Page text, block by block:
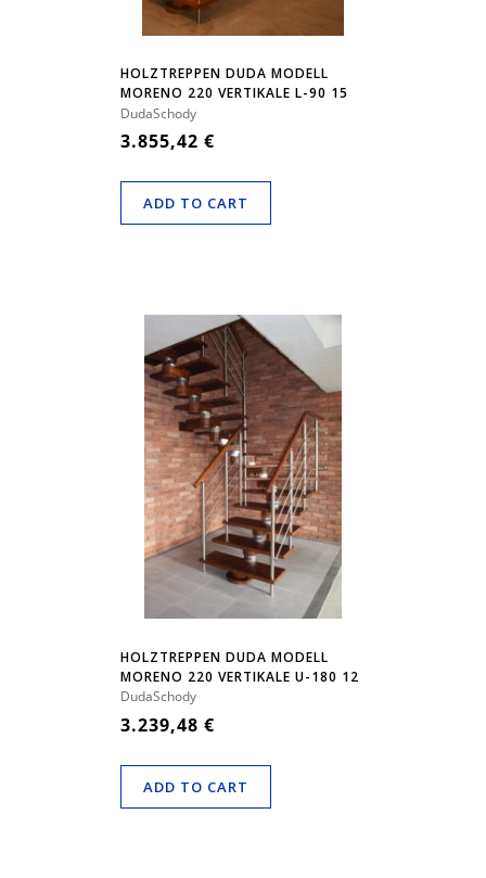
HOLZTREPPEN DUDA MODELL
MORENO 220 VERTIKALE L-90 15
ELEMENTE
DudaSchody
3.855,42 €
ADD TO CART
HOLZTREPPEN DUDA MODELL
MORENO 220 VERTIKALE U-180 12
ELEMENTE
DudaSchody
3.239,48 €
ADD TO CART